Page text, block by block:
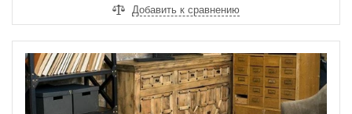
Добавить к сравнению